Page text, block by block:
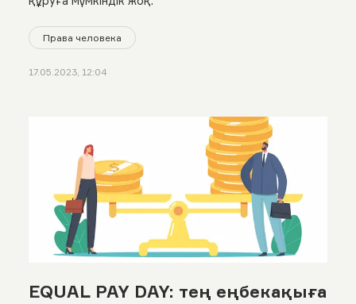
Права человека
17.05.2023, 12:04
EQUAL PAY DAY: тең еңбекақыға